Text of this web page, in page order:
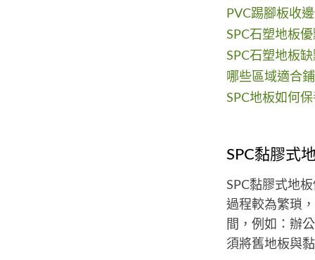
PVC踢腳板收
SPC石塑地板
SPC石塑地板
哪些區域適合
SPC地板如何
SPC黏膠式
SPC黏膠式地
過程較為繁瑣
間，例如：辦
須將舊地板與